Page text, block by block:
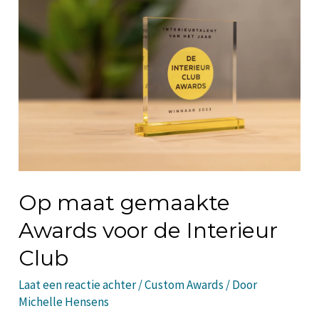
Op maat gemaakte
Awards voor de Interieur
Club
Laat een reactie achter/Custom Awards/ Door
Michelle Hensens